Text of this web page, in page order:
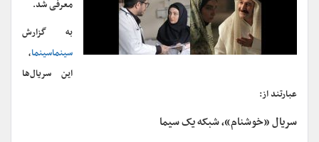
معرفی شد.
به گزارش
سینماسینما،
این سریال‌ها
عبارتند از:
سریال «خوشنام»، شبکه یک سیما